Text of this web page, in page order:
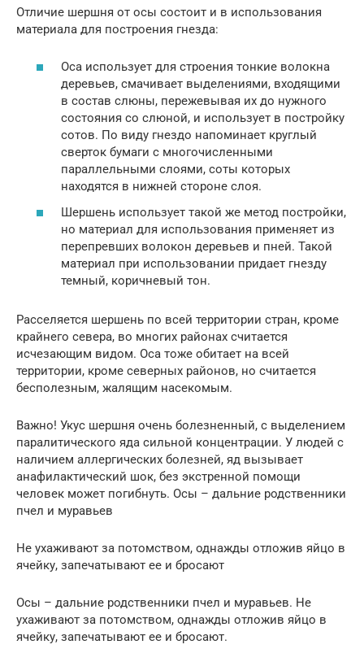
Отличие шершня от осы состоит и в использования
материала для построения гнезда:
Оса использует для строения тонкие волокна
деревьев, смачивает выделениями, входящими
в состав слюны, пережевывая их до нужного
состояния со слюной, и использует в постройку
сотов. По виду гнездо напоминает круглый
сверток бумаги с многочисленными
параллельными слоями, соты которых
находятся в нижней стороне слоя.
Шершень использует такой же метод постройки,
но материал для использования применяет из
перепревших волокон деревьев и пней. Такой
материал при использовании придает гнезду
темный, коричневый тон.
Расселяется шершень по всей территории стран, кроме
крайнего севера, во многих районах считается
исчезающим видом. Оса тоже обитает на всей
территории, кроме северных районов, но считается
бесполезным, жалящим насекомым.
Важно! Укус шершня очень болезненный, с выделением
паралитического яда сильной концентрации. У людей с
наличием аллергических болезней, яд вызывает
анафилактический шок, без экстренной помощи
человек может погибнуть. Осы – дальние родственники
пчел и муравьев
Не ухаживают за потомством, однажды отложив яйцо в
ячейку, запечатывают ее и бросают
Осы – дальние родственники пчел и муравьев. Не
ухаживают за потомством, однажды отложив яйцо в
ячейку, запечатывают ее и бросают.